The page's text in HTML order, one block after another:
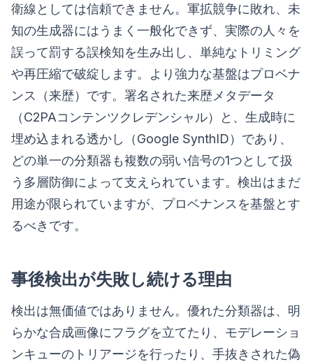
衛線としては信頼できません。軍拡競争に敗れ、未
知の生成器にはうまく一般化できず、実際の人々を
誤って罰する誤検知を生み出し、単純なトリミング
や再圧縮で破綻します。より強力な基盤はプロベナ
ンス（来歴）です。署名された来歴メタデータ
（C2PAコンテンツクレデンシャル）と、生成時に
埋め込まれる透かし（Google SynthID）であり、
どの単一の分類器も複数の弱い信号の1つとして扱
う多層防御によって支えられています。検出はまだ
用途が限られていますが、プロベナンスを基盤とす
るべきです。
事後検出が失敗し続ける理由
検出は無価値ではありません。優れた分類器は、明
らかな合成画像にフラグを立てたり、モデレーショ
ンキューのトリアージを行ったり、手抜きされた偽